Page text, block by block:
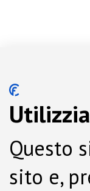
Questo
sito e,